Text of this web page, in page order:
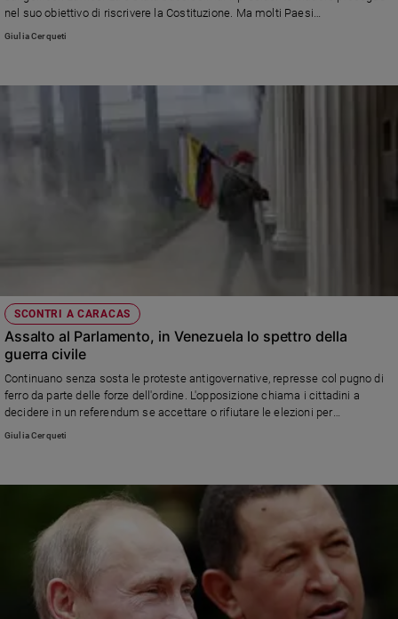
nel suo obiettivo di riscrivere la Costituzione. Ma molti Paesi
latinoamericani non riconoscono il voto. E gli Usa valutano sanzioni
Giulia Cerqueti
SCONTRI A CARACAS
Assalto al Parlamento, in Venezuela lo spettro della
guerra civile
Continuano senza sosta le proteste antigovernative, represse col pugno di
ferro da parte delle forze dell'ordine. L'opposizione chiama i cittadini a
decidere in un referendum se accettare o rifiutare le elezioni per
l'Assemblea costituente fissate per il 30 luglio.
Giulia Cerqueti